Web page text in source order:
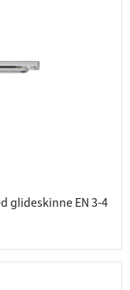
glideskinne EN 3-4